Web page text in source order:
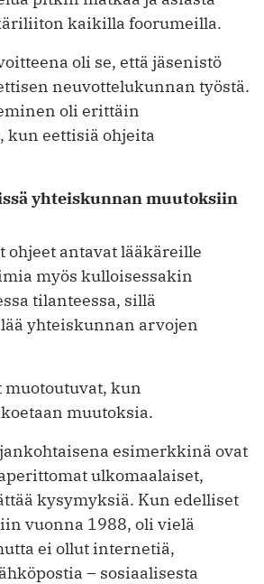
kaikilla foorumeilla.
oli se, että jäsenistö
neuvottelukunnan työstä.
oli erittäin
eettisiä ohjeita
yhteiskunnan muutoksiin
ohjeet antavat lääkäreille
myös kulloisessakin
tilanteessa, sillä
yhteiskunnan arvojen
muotoutuvat, kun
muutoksia.
esimerkkinä ovat
ulkomaalaiset,
kysymyksiä. Kun edelliset
vuonna 1988, oli vielä
ei ollut internetiä,
– sosiaalisesta